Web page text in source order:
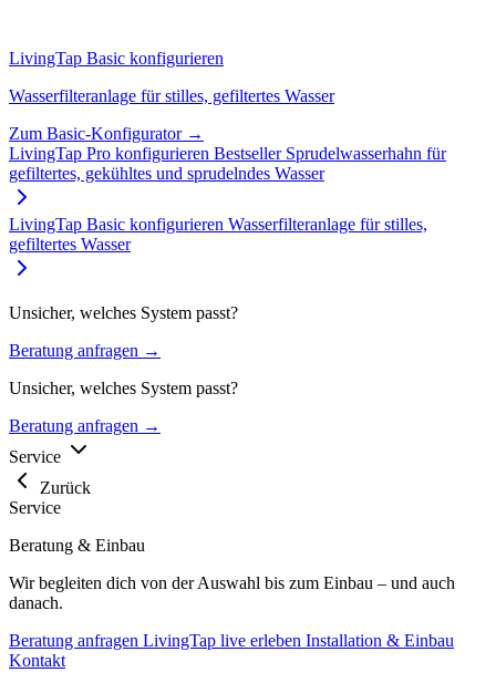
LivingTap Basic konfigurieren
Wasserfilteranlage für stilles, gefiltertes Wasser
Zum Basic-Konfigurator →
LivingTap Pro konfigurieren BestsellerSprudelwasserhahn für
gefiltertes, gekühltes und sprudelndes Wasser
LivingTap Basic konfigurieren Wasserfilteranlage für stilles,
gefiltertes Wasser
Unsicher, welches System passt?
Beratung anfragen →
Unsicher, welches System passt?
Beratung anfragen →
Service
Zurück
Service
Beratung & Einbau
Wir begleiten dich von der Auswahl bis zum Einbau – und auch
danach.
Beratung anfragen LivingTap live erleben Installation & Einbau
Kontakt